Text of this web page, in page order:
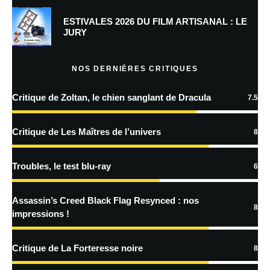
Votre adresse e-mail ne sera pas publiée. Les champs obligatoires sont
indiqués avec
Nom*
E-mail*
ESTIVALES 2026 DU FILM ARTISANAL : LE
JURY
NOS DERNIÈRES CRITIQUES
Critique de Zoltan, le chien sanglant de Dracula 7.5
Critique de Les Maîtres de l’univers 8
Troubles, le test blu-ray 6
Assassin’s Creed Black Flag Resynced : nos
impressions !
8
Critique de La Forteresse noire 8